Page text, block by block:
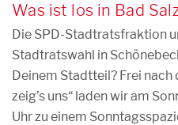
Was ist los in Bad
Die SPD-Stadtratsfraktion
Stadtratswahl in
Deinem Stadtteil? Frei nach
zeig’s uns“ laden wir am
Uhr zu einem